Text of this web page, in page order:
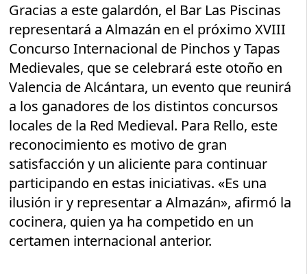
Gracias a este galardón, el Bar Las Piscinas
representará a Almazán en el próximo XVIII
Concurso Internacional de Pinchos y Tapas
Medievales, que se celebrará este otoño en
Valencia de Alcántara, un evento que reunirá
a los ganadores de los distintos concursos
locales de la Red Medieval. Para Rello, este
reconocimiento es motivo de gran
satisfacción y un aliciente para continuar
participando en estas iniciativas. «Es una
ilusión ir y representar a Almazán», afirmó la
cocinera, quien ya ha competido en un
certamen internacional anterior.